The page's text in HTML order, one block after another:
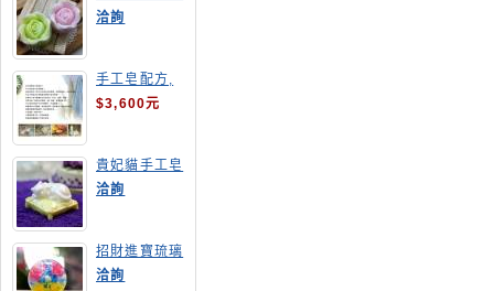
型手工皂
洽詢
手工皂配方,
手工皂教學
$3,600元
貴妃貓手工皂
洽詢
招財進寶琉璃
手工皂
洽詢